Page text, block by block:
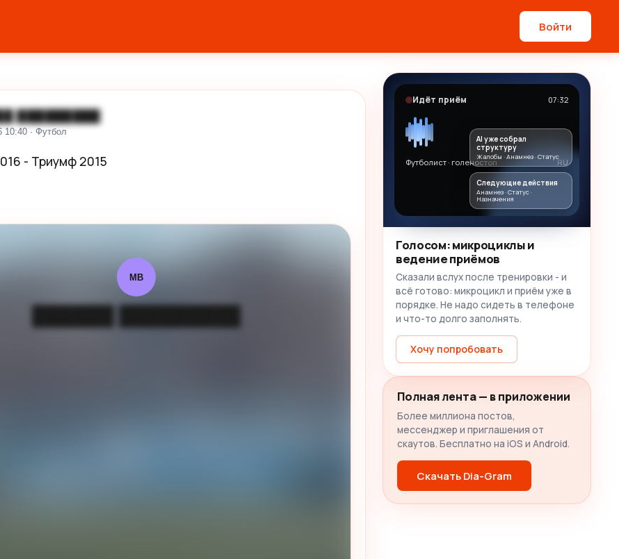
Войти
█████████
10:40 · Футбол
- Триумф 2015
МВ
Идёт приём 07:32
Футболист · голеностоп RU
AI уже собрал
структуру
Жалобы · Анамнез · Статус
Следующие действия
Анамнез · Статус ·
Назначения
Голосом: микроциклы и
ведение приёмов
Сказали вслух после тренировки - и
всё готово: микроцикл и приём уже в
порядке. Не надо сидеть в телефоне
и что-то долго заполнять.
Хочу попробовать
Полная лента — в приложении
Более миллиона постов,
мессенджер и приглашения от
скаутов. Бесплатно на iOS и Android.
Скачать Dia-Gram